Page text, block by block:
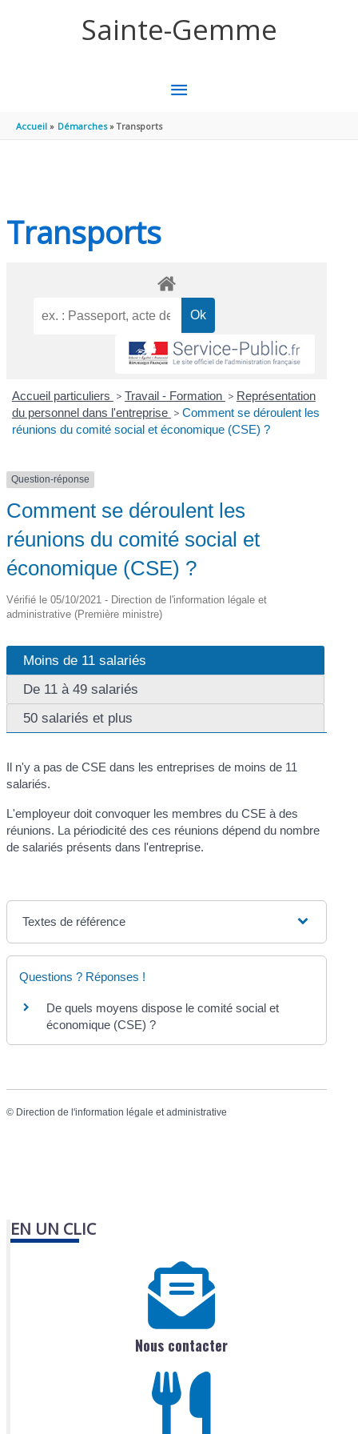
Sainte-Gemme
MENU
Accueil Démarches Transports
Transports
Accueil particuliers > Travail - Formation > Représentation
du personnel dans l'entreprise > Comment se déroulent les
réunions du comité social et économique (CSE) ?
Question-réponse
Comment se déroulent les
réunions du comité social et
économique (CSE) ?
Vérifié le 05/10/2021 - Direction de l'information légale et
administrative (Première ministre)
Moins de 11 salariés
De 11 à 49 salariés
50 salariés et plus
Il n'y a pas de CSE dans les entreprises de moins de 11
salariés.
L'employeur doit convoquer les membres du CSE à des
réunions. La périodicité des ces réunions dépend du nombre
de salariés présents dans l'entreprise.
Textes de référence
Questions ? Réponses !
De quels moyens dispose le comité social et
économique (CSE) ?
© Direction de l'information légale et administrative
EN UN CLIC
Nous contacter